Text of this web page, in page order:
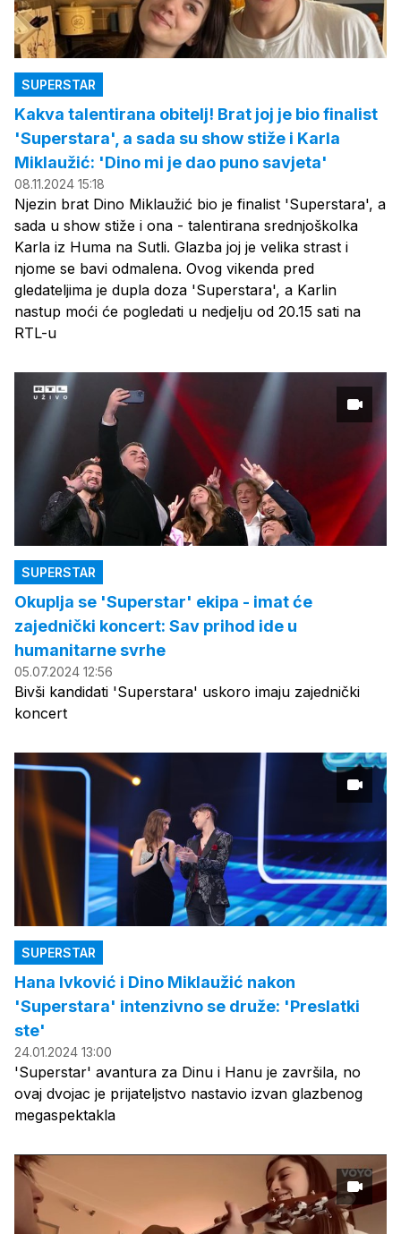
SUPERSTAR
Kakva talentirana obitelj! Brat joj je bio finalist
'Superstara', a sada su show stiže i Karla
Miklaužić: 'Dino mi je dao puno savjeta'
08.11.2024 15:18
Njezin brat Dino Miklaužić bio je finalist 'Superstara', a
sada u show stiže i ona - talentirana srednjoškolka
Karla iz Huma na Sutli. Glazba joj je velika strast i
njome se bavi odmalena. Ovog vikenda pred
gledateljima je dupla doza 'Superstara', a Karlin
nastup moći će pogledati u nedjelju od 20.15 sati na
RTL-u
SUPERSTAR
Okuplja se 'Superstar' ekipa - imat će
zajednički koncert: Sav prihod ide u
humanitarne svrhe
05.07.2024 12:56
Bivši kandidati 'Superstara' uskoro imaju zajednički
koncert
SUPERSTAR
Hana Ivković i Dino Miklaužić nakon
'Superstara' intenzivno se druže: 'Preslatki
ste'
24.01.2024 13:00
'Superstar' avantura za Dinu i Hanu je završila, no
ovaj dvojac je prijateljstvo nastavio izvan glazbenog
megaspektakla